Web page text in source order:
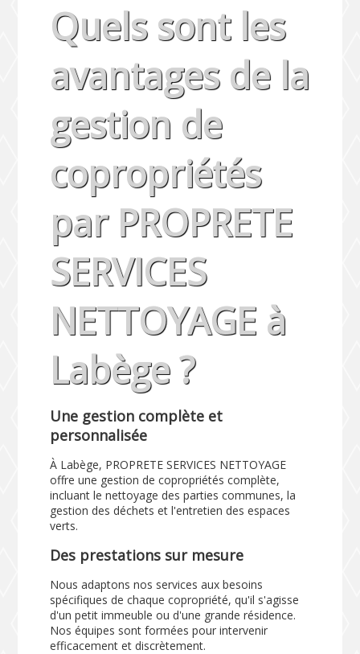
Quels sont les
avantages de la
gestion de
copropriétés
par PROPRETE
SERVICES
NETTOYAGE à
Labège ?
Une gestion complète et
personnalisée
À Labège, PROPRETE SERVICES NETTOYAGE
offre une gestion de copropriétés complète,
incluant le nettoyage des parties communes, la
gestion des déchets et l'entretien des espaces
verts.
Des prestations sur mesure
Nous adaptons nos services aux besoins
spécifiques de chaque copropriété, qu'il s'agisse
d'un petit immeuble ou d'une grande résidence.
Nos équipes sont formées pour intervenir
efficacement et discrètement.